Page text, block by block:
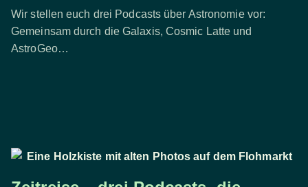
Wir stellen euch drei Podcasts über Astronomie vor:
Gemeinsam durch die Galaxis, Cosmic Latte und
AstroGeo…